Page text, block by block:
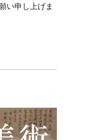
い申し上げま